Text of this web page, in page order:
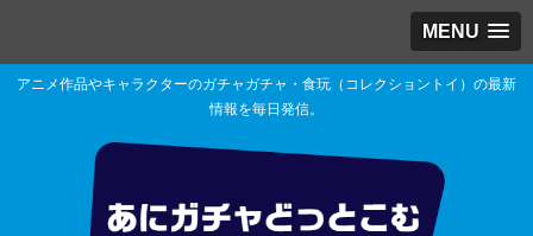
MENU
アニメ作品やキャラクターのガチャガチャ・食玩（コレクショントイ）の最新
情報を毎日発信。